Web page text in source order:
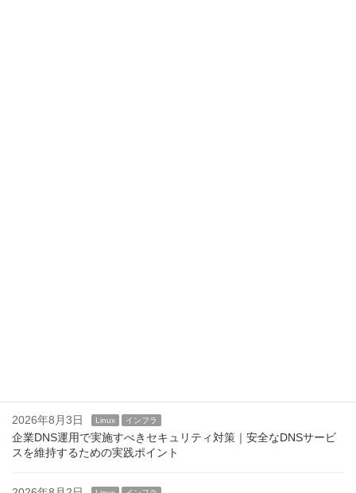
2026年8月3日 Linux インフラ
企業DNS運用で実施すべきセキュリティ対策｜安全なDNSサービ
スを維持するための実践ポイント